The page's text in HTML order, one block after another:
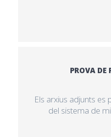
PROVA DE
Els arxius adjunts es
del sistema de